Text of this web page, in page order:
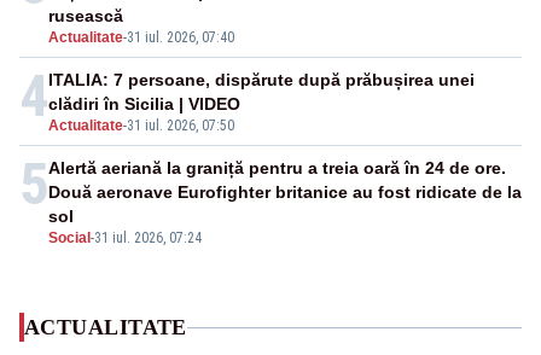
Actualitate-31 iul. 2026, 07:40
rusească
4Actualitate-31 iul. 2026, 07:50
ITALIA: 7 persoane, dispărute după prăbușirea unei
clădiri în Sicilia | VIDEO
5
Social -31 iul. 2026, 07:24
Alertă aeriană la graniță pentru a treia oară în 24 de ore.
Două aeronave Eurofighter britanice au fost ridicate de la
sol
ACTUALITATE